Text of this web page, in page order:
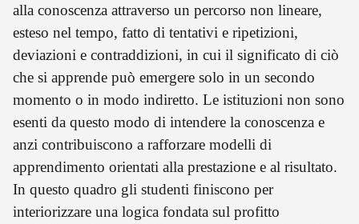
alla conoscenza attraverso un percorso non lineare,
esteso nel tempo, fatto di tentativi e ripetizioni,
deviazioni e contraddizioni, in cui il significato di ciò
che si apprende può emergere solo in un secondo
momento o in modo indiretto. Le istituzioni non sono
esenti da questo modo di intendere la conoscenza e
anzi contribuiscono a rafforzare modelli di
apprendimento orientati alla prestazione e al risultato.
In questo quadro gli studenti finiscono per
interiorizzare una logica fondata sul profitto